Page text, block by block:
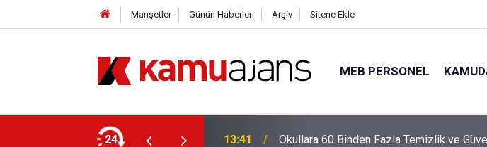
Manşetler Günün Haberleri Arşiv Sitene Ekle
MEB PERSONEL
24
Aileye Devletten Destek 13:41 Okullara 60 Binden Fazla Temizlik ve